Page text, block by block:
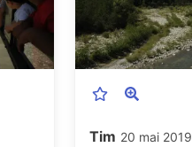
Tim 20 mai 2019